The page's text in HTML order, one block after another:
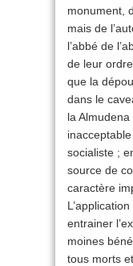
monument,
mais de
l’abbé de
de leur
que la
dans le
la
socialiste ;
source de
caractère
entrainer
moines
tous morts